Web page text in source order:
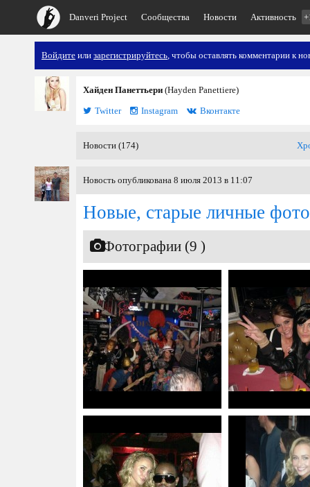
Danveri Project Сообщества Новости Активность
Войдите или зарегистрируйтесь, чтобы оставлять комментарии к
Хайден Панеттьери (Hayden Panettiere)
Twitter
Instagram Вконтакте
Новости (174)
Новость опубликована 8 июля 2013 в 11:07
Новые, старые личные фото
Фотографии (9 )